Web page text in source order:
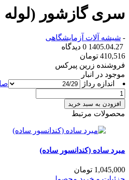
سری گازشور (لوله
- شیشه آلات آزمایشگاهی
0 دیدگاه
410,516 تومان
فروشنده زرین پیرکس
موجود در انبار
اندازه رداژ
سری
گازشور
(لوله
گازشور)
افزودن به سبد خرید
محصولات مرتبط
مبرد ساده (کندانسور ساده)
1,045,000 تومان